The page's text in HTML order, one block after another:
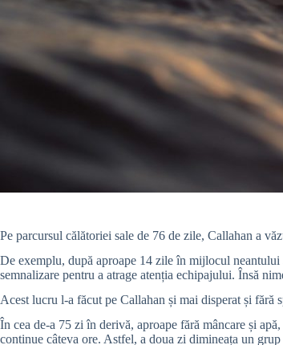
Pe parcursul călătoriei sale de 76 de zile, Callahan a
De exemplu, după aproape 14 zile în mijlocul neantului
semnalizare pentru a atrage atenția echipajului. Însă
Acest lucru l-a făcut pe Callahan și mai disperat și fără
În cea de-a 75 zi în derivă, aproape fără mâncare și
continue câteva ore. Astfel, a doua zi dimineața un